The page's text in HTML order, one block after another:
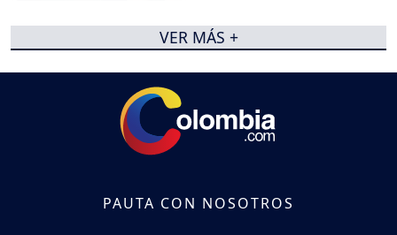
VER MÁS +
PAUTA CON NOSOTROS